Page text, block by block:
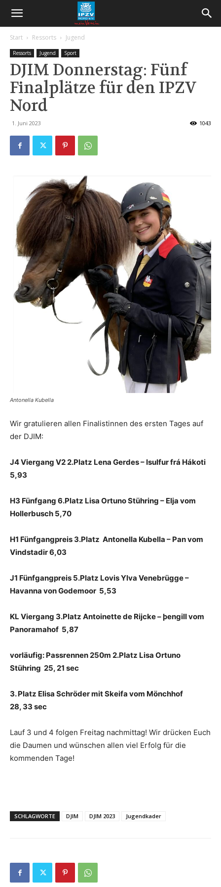
Start Ressorts Jugend
Ressorts Jugend Sport
DJIM Donnerstag: Fünf
Finalplätze für den IPZV
Nord
1. Juni 2023 1043
Antonella Kubella
Wir gratulieren allen Finalistinnen des ersten Tages auf
der DJIM:
J4 Viergang V2 2.Platz Lena Gerdes – Isulfur frá Hákoti
5,93
H3 Fünfgang 6.Platz Lisa Ortuno Stühring – Elja vom
Hollerbusch 5,70
H1 Fünfgangpreis 3.Platz Antonella Kubella – Pan vom
Vindstadir 6,03
J1 Fünfgangpreis 5.Platz Lovis Ylva Venebrügge –
Havanna von Godemoor 5,53
KL Viergang 3.Platz Antoinette de Rijcke – þengill vom
Panoramahof 5,87
vorläufig: Passrennen 250m 2.Platz Lisa Ortuno
Stühring 25, 21 sec
3. Platz Elisa Schröder mit Skeifa vom Mönchhof
28, 33 sec
Lauf 3 und 4 folgen Freitag nachmittag! Wir drücken Euch
die Daumen und wünschen allen viel Erfolg für die
kommenden Tage!
SCHLAGWORTE DJIM DJIM 2023 Jugendkader